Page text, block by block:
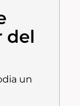
del
un